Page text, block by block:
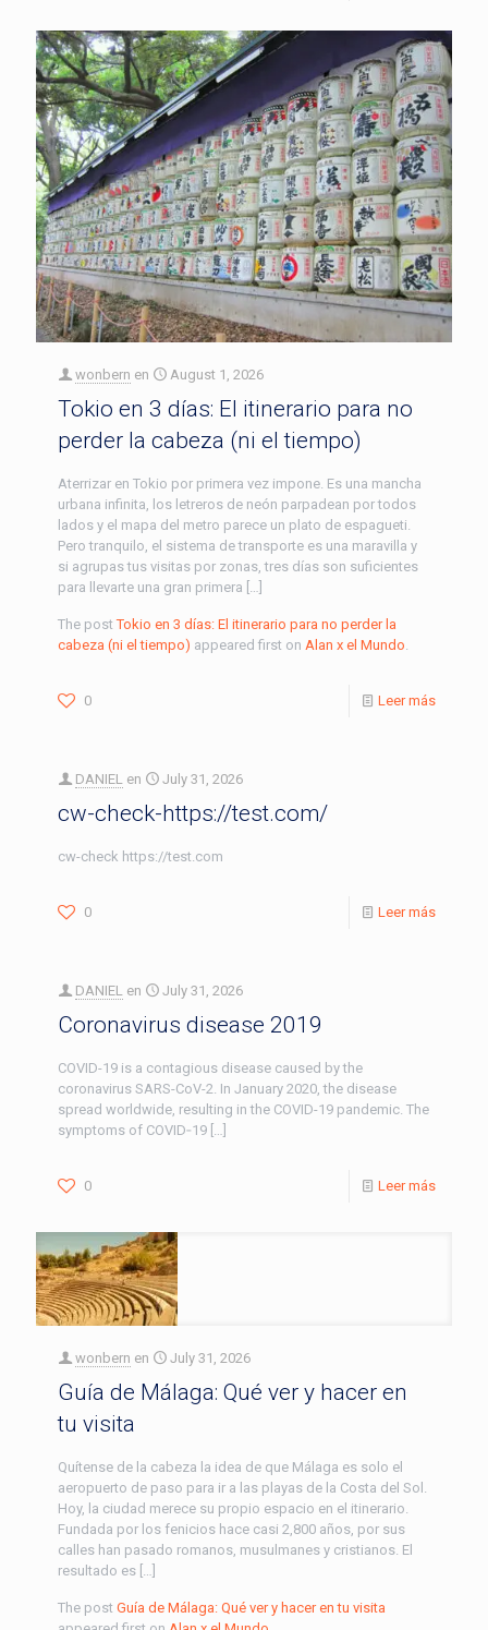
wonbern en August 1, 2026
Tokio en 3 días: El itinerario para no
perder la cabeza (ni el tiempo)
Aterrizar en Tokio por primera vez impone. Es una mancha
urbana infinita, los letreros de neón parpadean por todos
lados y el mapa del metro parece un plato de espagueti.
Pero tranquilo, el sistema de transporte es una maravilla y
si agrupas tus visitas por zonas, tres días son suficientes
para llevarte una gran primera […]
The postTokio en 3 días: El itinerario para no perder la
cabeza (ni el tiempo) appeared first on Alan x el Mundo.
0 Leer más
DANIEL en July 31, 2026
cw-check-https://test.com/
cw-check https://test.com
0 Leer más
DANIEL en July 31, 2026
Coronavirus disease 2019
COVID-19 is a contagious disease caused by the
coronavirus SARS-CoV-2. In January 2020, the disease
spread worldwide, resulting in the COVID-19 pandemic. The
symptoms of COVID‑19 […]
0 Leer más
wonbern en July 31, 2026
Guía de Málaga: Qué ver y hacer en
tu visita
Quítense de la cabeza la idea de que Málaga es solo el
aeropuerto de paso para ir a las playas de la Costa del Sol.
Hoy, la ciudad merece su propio espacio en el itinerario.
Fundada por los fenicios hace casi 2,800 años, por sus
calles han pasado romanos, musulmanes y cristianos. El
resultado es […]
The post Guía de Málaga: Qué ver y hacer en tu visita